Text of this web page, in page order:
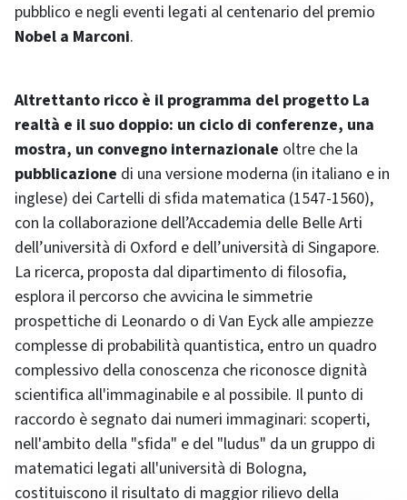
pubblico e negli eventi legati al centenario del premio
Nobel a Marconi.
Altrettanto ricco è il programma del progetto La
realtà e il suo doppio: un ciclo di conferenze, una
mostra, un convegno internazionale oltre che la
pubblicazione di una versione moderna (in italiano e in
inglese) dei Cartelli di sfida matematica (1547-1560),
con la collaborazione dell’Accademia delle Belle Arti
dell’università di Oxford e dell’università di Singapore.
La ricerca, proposta dal dipartimento di filosofia,
esplora il percorso che avvicina le simmetrie
prospettiche di Leonardo o di Van Eyck alle ampiezze
complesse di probabilità quantistica, entro un quadro
complessivo della conoscenza che riconosce dignità
scientifica all'immaginabile e al possibile. Il punto di
raccordo è segnato dai numeri immaginari: scoperti,
nell'ambito della "sfida" e del "ludus" da un gruppo di
matematici legati all'università di Bologna,
costituiscono il risultato di maggior rilievo della